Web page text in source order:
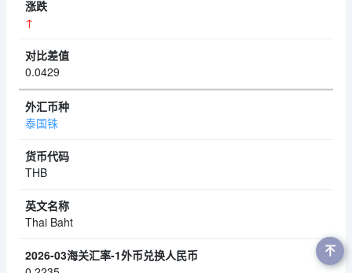
↑
0.0429
泰国铢
THB
Thai Baht